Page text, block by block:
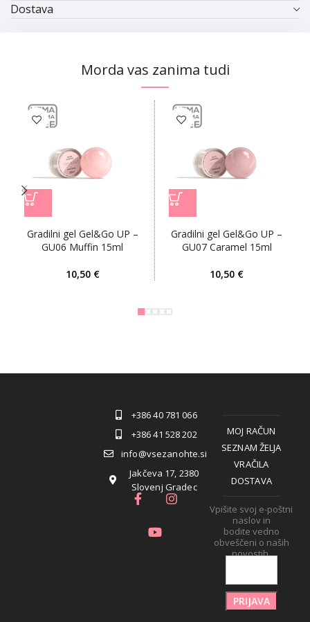
Dostava
Morda vas zanima tudi
Gradilni gel Gel&Go UP –
GU06 Muffin 15ml
€
Gradilni gel Gel&Go UP –
GU07 Caramel 15ml
€
+386 40 781 066
+386 41 528 202
info@vsezanohte.si
Jakčeva 17, 2380
Slovenj Gradec
MOJ RAČUN
SEZNAM ŽELJA
VRAČILA
DOSTAVA
Vpišite svoj e-poštni
naslov in
bodite vedno
obveščeni o naših
novostih.